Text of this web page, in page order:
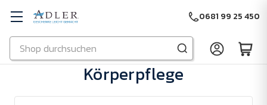
Zu Hauptinhalt springen
Suchen
0681 99 25 450
Körperpflege